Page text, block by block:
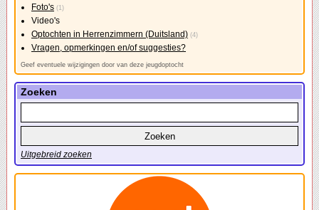
Foto's (1)
Video's
Optochten in Herrenzimmern (Duitsland) (4)
Vragen, opmerkingen en/of suggesties?
Geef eventuele wijzigingen door van deze jeugdoptocht
Zoeken
Uitgebreid zoeken